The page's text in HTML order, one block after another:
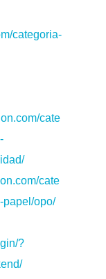
categoria-
cate
cate
papel/opo/
?